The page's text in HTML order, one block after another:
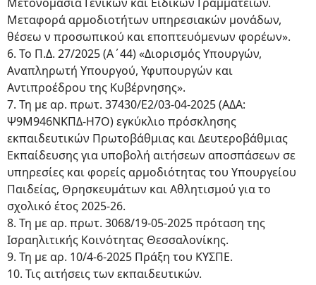
Μεταφορά αρμοδιοτήτων υπηρεσιακών μονάδων,
θέσεω ν προσωπικού και εποπτευόμενων φορέων».
6. Το Π.Δ. 27/2025 (Α΄44) «Διορισμός Υπουργών,
Αναπληρωτή Υπουργού, Υφυπουργών και
Αντιπροέδρου της Κυβέρνησης».
7. Τη με αρ. πρωτ. 37430/Ε2/03-04-2025 (ΑΔΑ:
Ψ9Μ946ΝΚΠΔ-Η7Ο) εγκύκλιο πρόσκλησης
εκπαιδευτικών Πρωτοβάθμιας και Δευτεροβάθμιας
Εκπαίδευσης για υποβολή αιτήσεων αποσπάσεων σε
υπηρεσίες και φορείς αρμοδιότητας του Υπουργείου
Παιδείας, Θρησκευμάτων και Αθλητισμού για το
σχολικό έτος 2025-26.
8. Τη με αρ. πρωτ. 3068/19-05-2025 πρόταση της
Ισραηλιτικής Κοινότητας Θεσσαλονίκης.
9. Τη με αρ. 10/4-6-2025 Πράξη του ΚΥΣΠΕ.
10. Τις αιτήσεις των εκπαιδευτικών.